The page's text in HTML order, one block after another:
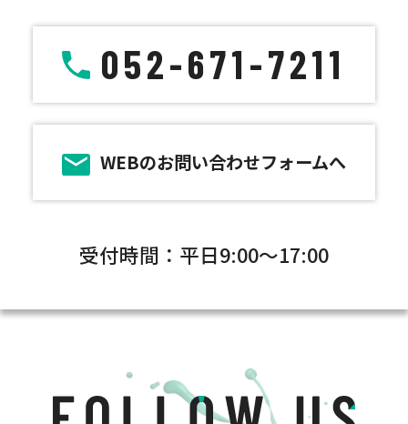
052-671-7211
WEBのお問い合わせフォームへ
受付時間：平日9:00～17:00